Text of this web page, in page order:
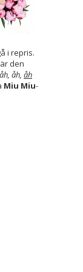
i repris.
den
åh, åh, åh
Miu Miu-